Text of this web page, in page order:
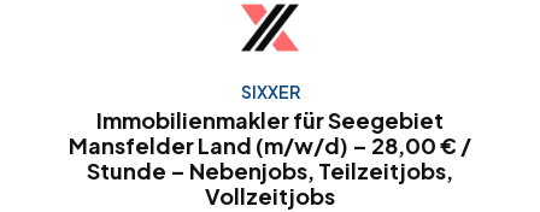
SIXXER
Immobilienmakler für Seegebiet
Mansfelder Land (m/w/d) – 28,00 € /
Stunde – Nebenjobs, Teilzeitjobs,
Vollzeitjobs